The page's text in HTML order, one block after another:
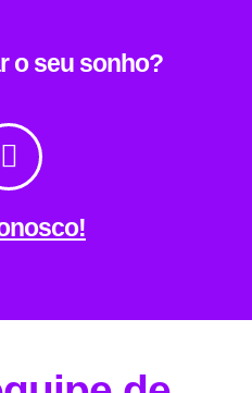
o seu sonho?